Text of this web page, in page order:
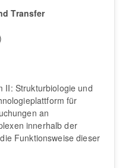
Transfer
II: Strukturbiologie und
für
an
innerhalb der
Funktionsweise dieser